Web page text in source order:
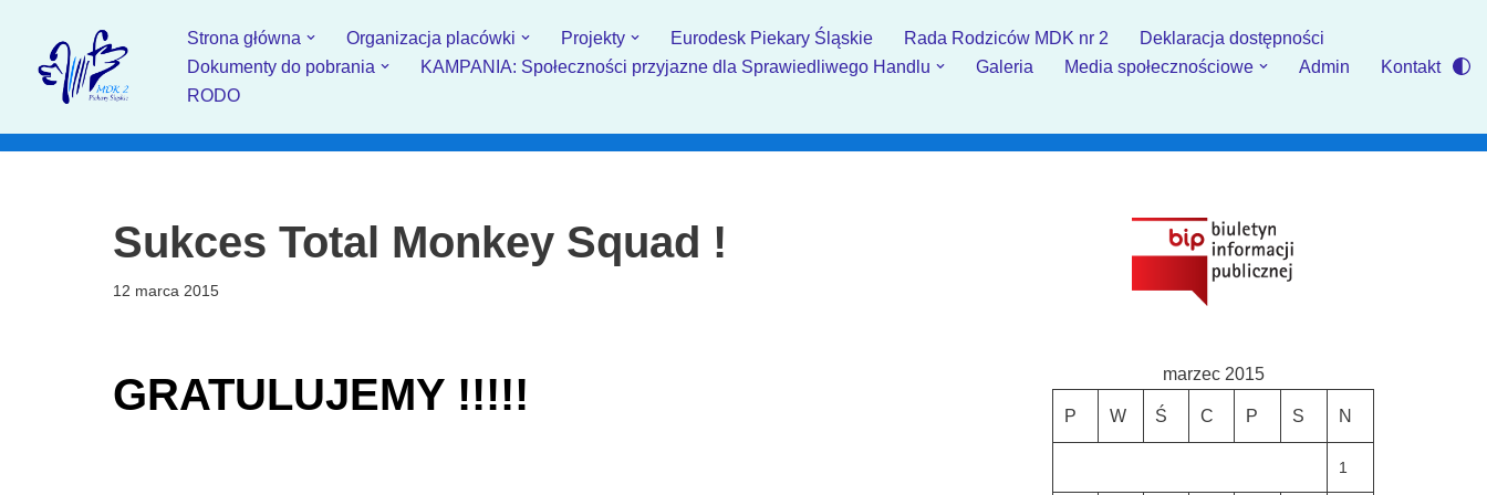
Przejdź
Strona główna Organizacja placówki Projekty Eurodesk Piekary Śląskie Rada Rodziców MDK nr 2
Deklaracja dostępności
Dokumenty do pobrania
KAMPANIA: Społeczności przyjazne dla Sprawiedliwego Handlu Galeria Media społecznościowe Admin
Kontakt
RODO
Sukces Total Monkey Squad !
12 marca 2015
GRATULUJEMY !!!!! marzec 2015
P W Ś C P S N
1